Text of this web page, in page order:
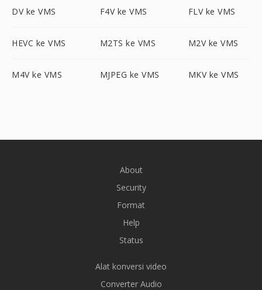
DV ke VMS F4V ke VMS FLV ke VMS
HEVC ke VMS M2TS ke VMS M2V ke VMS
M4V ke VMS MJPEG ke VMS MKV ke VMS
About
Security
Format
Help
Status
Alat konversi video
Converter Audio